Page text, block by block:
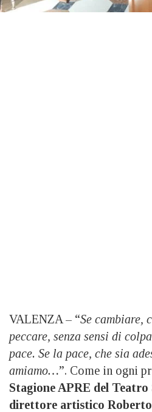
VALENZA – “Se cambiare,
peccare, senza sensi di
pace. Se la pace, che sia
amiamo…”. Come in ogni
Stagione APRE del Teatro
direttore artistico